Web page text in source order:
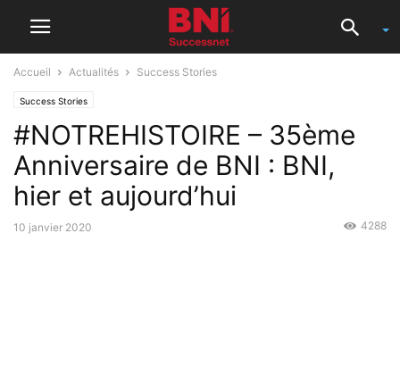
Accueil Actualités Success Stories
Success Stories
#NOTREHISTOIRE – 35ème
Anniversaire de BNI : BNI,
hier et aujourd’hui
10 janvier 2020 4288